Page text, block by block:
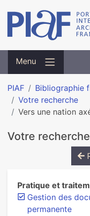
Menu
PIAF
Bibliographie
Votre recherche
Vers une nation
Votre recherche
Pratique et
Gestion des
permanente